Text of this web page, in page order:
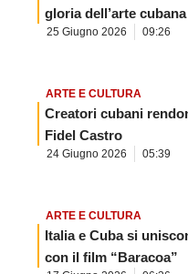
gloria dell’arte cubana
25 Giugno 2026 09:26
ARTE E CULTURA
Creatori cubani
Fidel Castro
24 Giugno 2026 05:39
ARTE E CULTURA
Italia e Cuba si
con il film “Baracoa”